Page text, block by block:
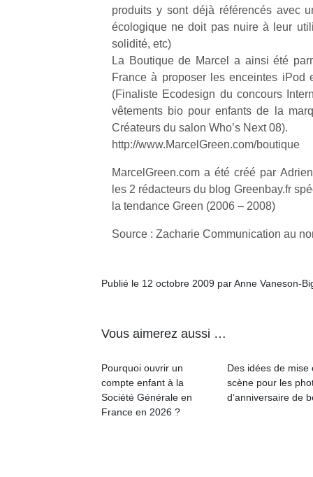
produits y sont déjà référencés avec
écologique ne doit pas nuire à leur
solidité, etc)
La Boutique de Marcel a ainsi été
France à proposer les enceintes iPod
(Finaliste Ecodesign du concours
vêtements bio pour enfants de la
Créateurs du salon Who’s Next 08).
http://www.MarcelGreen.com/boutique
MarcelGreen.com a été créé par
les 2 rédacteurs du blog Greenbay.fr
la tendance Green (2006 – 2008)
Source : Zacharie Communication au
Publié le 12 octobre 2009 par Anne Vaneson-
Vous aimerez aussi …
Pourquoi ouvrir un
compte enfant à la
Société Générale en
France en 2026 ?
Des idées de mise
scène pour les
d’anniversaire de
NextGen,
une
nouvelle
Beeper
souvent
Varier les
occupations
n’est pas
toujours
Des
pour les
Durant les
jours, c’est
l’occasion
rêvée